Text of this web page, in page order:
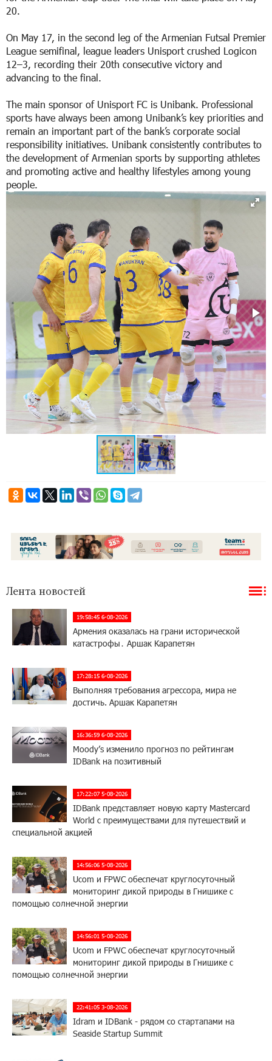
20.
On May 17, in the second leg of the Armenian Futsal Premier
League semifinal, league leaders Unisport crushed Logicon
12–3, recording their 20th consecutive victory and
advancing to the final.
The main sponsor of Unisport FC is Unibank. Professional
sports have always been among Unibank’s key priorities and
remain an important part of the bank’s corporate social
responsibility initiatives. Unibank consistently contributes to
the development of Armenian sports by supporting athletes
and promoting active and healthy lifestyles among young
people.
Лента новостей
19:58:45 6-08-2026
Армения оказалась на грани исторической
катастрофы․ Аршак Карапетян
17:28:15 6-08-2026
Выполняя требования агрессора, мира не
достичь. Аршак Карапетян
16:36:59 6-08-2026
Moody’s изменило прогноз по рейтингам
IDBank на позитивный
17:22:07 5-08-2026
IDBank представляет новую карту Mastercard
World с преимуществами для путешествий и
специальной акцией
14:56:06 5-08-2026
Ucom и FPWC обеспечат круглосуточный
мониторинг дикой природы в Гнишике с
помощью солнечной энергии
14:56:01 5-08-2026
Ucom и FPWC обеспечат круглосуточный
мониторинг дикой природы в Гнишике с
помощью солнечной энергии
22:41:05 3-08-2026
Idram и IDBank - рядом со стартапами на
Seaside Startup Summit